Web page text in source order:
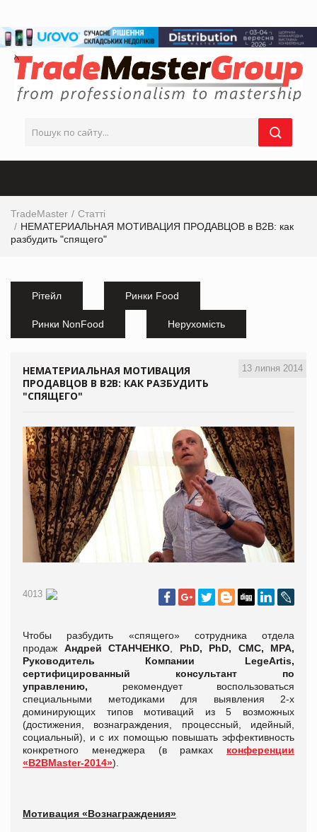
TradeMaster
Статті
НЕМАТЕРИАЛЬНАЯ МОТИВАЦИЯ ПРОДАВЦОВ в B2B: как
разбудить "спящего"
Рітейл Ринки Food
Ринки NonFood Нерухомість
13 липня 2014
НЕМАТЕРИАЛЬНАЯ МОТИВАЦИЯ
ПРОДАВЦОВ В B2B: КАК РАЗБУДИТЬ
"СПЯЩЕГО"
4013
Чтобы разбудить «спящего» сотрудника отдела
продаж Андрей СТАНЧЕНКО PhD, PhD, СМС, MPA,
Руководитель Компании LegeArtis,
сертифицированный консультант по
управлению, рекомендует воспользоваться
специальными методиками для выявления 2-х
доминирующих типов мотиваций из 5 возможных
(достижения, вознаграждения, процессный, идейный,
социальный), и с их помощью повышать эффективность
конкретного менеджера (в рамках конференции
«B2BMaster-2014»).
Мотивация «Вознаграждения»